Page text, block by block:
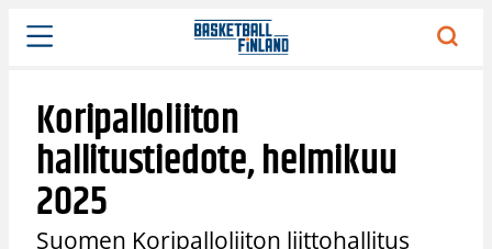
Siirry
sisältöön
Koripalloliiton
hallitustiedote, helmikuu
2025
Suomen Koripalloliiton liittohallitus